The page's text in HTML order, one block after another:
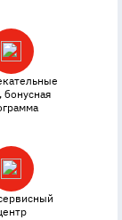
бонусная